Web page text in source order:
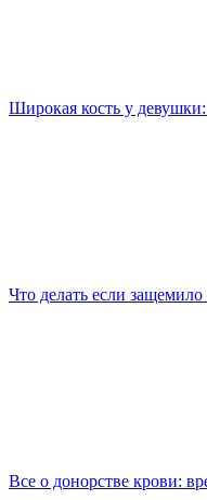
Широкая кость у
Что делать если
Все о донорстве крови: